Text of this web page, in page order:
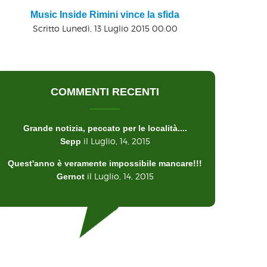
Music Inside Rimini vince la sfida
Scritto Lunedì, 13 Luglio 2015 00:00
COMMENTI RECENTI
Grande notizia, peccato per le località....
Sepp il Luglio, 14, 2015
Quest'anno è veramente impossibile mancare!!!
Gernot il Luglio, 14, 2015